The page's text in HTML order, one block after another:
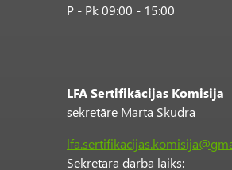
P - Pk 09:00 - 15:00
LFA Sertifikācijas Komisija
sekretāre Marta Skudra
Sekretāra darba laiks: